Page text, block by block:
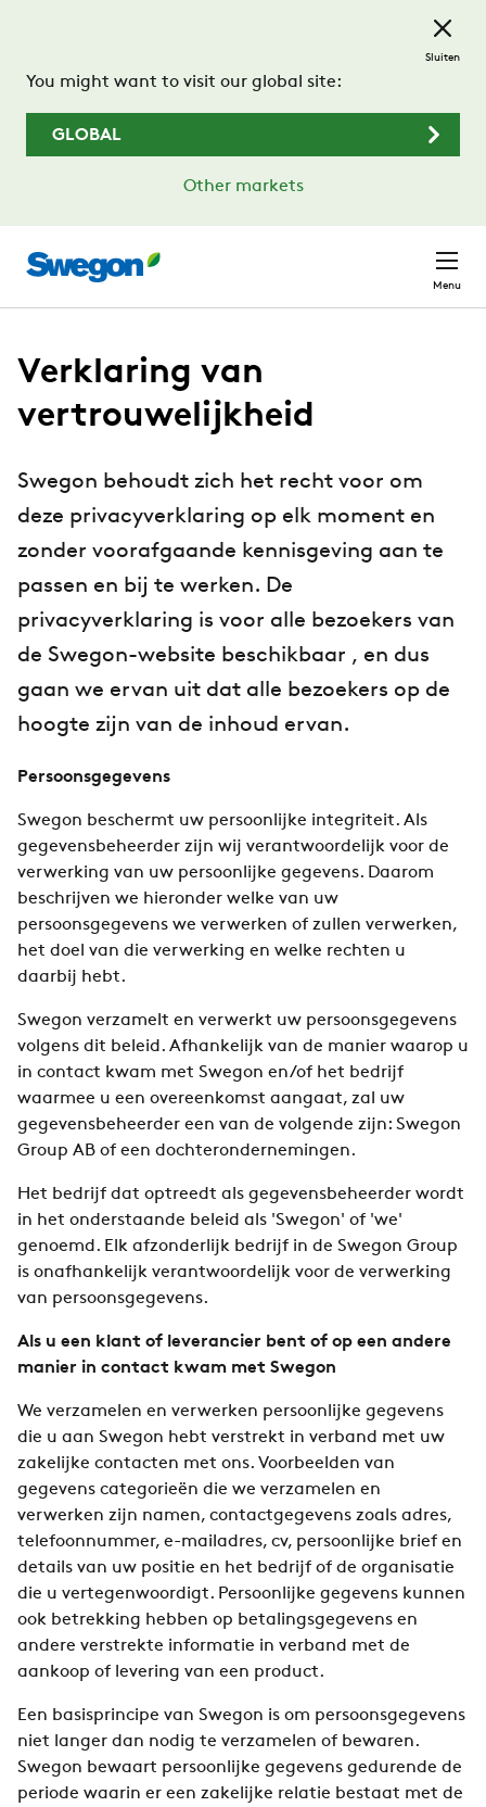
You might want to visit our global site:
GLOBAL
Other markets
Sluiten
Menu
Verklaring van
vertrouwelijkheid
Swegon behoudt zich het recht voor om
deze privacyverklaring op elk moment en
zonder voorafgaande kennisgeving aan te
passen en bij te werken. De
privacyverklaring is voor alle bezoekers van
de Swegon-website beschikbaar , en dus
gaan we ervan uit dat alle bezoekers op de
hoogte zijn van de inhoud ervan.
Persoonsgegevens
Swegon beschermt uw persoonlijke integriteit. Als
gegevensbeheerder zijn wij verantwoordelijk voor de
verwerking van uw persoonlijke gegevens. Daarom
beschrijven we hieronder welke van uw
persoonsgegevens we verwerken of zullen verwerken,
het doel van die verwerking en welke rechten u
daarbij hebt.
Swegon verzamelt en verwerkt uw persoonsgegevens
volgens dit beleid. Afhankelijk van de manier waarop u
in contact kwam met Swegon en/of het bedrijf
waarmee u een overeenkomst aangaat, zal uw
gegevensbeheerder een van de volgende zijn: Swegon
Group AB of een dochterondernemingen.
Het bedrijf dat optreedt als gegevensbeheerder wordt
in het onderstaande beleid als 'Swegon' of 'we'
genoemd. Elk afzonderlijk bedrijf in de Swegon Group
is onafhankelijk verantwoordelijk voor de verwerking
van persoonsgegevens.
Als u een klant of leverancier bent of op een andere
manier in contact kwam met Swegon
We verzamelen en verwerken persoonlijke gegevens
die u aan Swegon hebt verstrekt in verband met uw
zakelijke contacten met ons. Voorbeelden van
gegevens categorieën die we verzamelen en
verwerken zijn namen, contactgegevens zoals adres,
telefoonnummer, e-mailadres, cv, persoonlijke brief en
details van uw positie en het bedrijf of de organisatie
die u vertegenwoordigt. Persoonlijke gegevens kunnen
ook betrekking hebben op betalingsgegevens en
andere verstrekte informatie in verband met de
aankoop of levering van een product.
Een basisprincipe van Swegon is om persoonsgegevens
niet langer dan nodig te verzamelen of bewaren.
Swegon bewaart persoonlijke gegevens gedurende de
periode waarin er een zakelijke relatie bestaat met de